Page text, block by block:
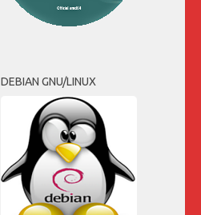
DEBIAN GNU/LINUX